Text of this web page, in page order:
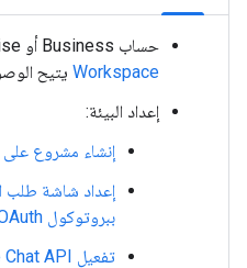
حساب Business أو Enterprise
Workspace يتيح
إعداد البيئة:
إنشاء مشروع على Google Cloud
إعداد شاشة طلب
ببروتوكول OAuth
تفعيل Google Chat API وإعداده